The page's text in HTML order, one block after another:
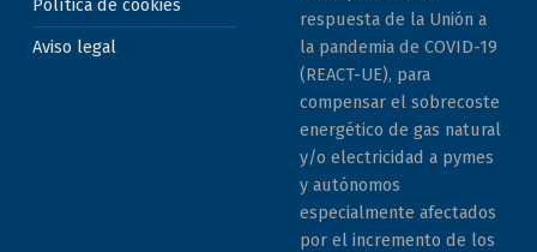
Política de cookies
Aviso legal
respuesta de la Unión a
la pandemia de COVID-19
(REACT-UE), para
compensar el sobrecoste
energético de gas natural
y/o electricidad a pymes
y autónomos
especialmente afectados
por el incremento de los